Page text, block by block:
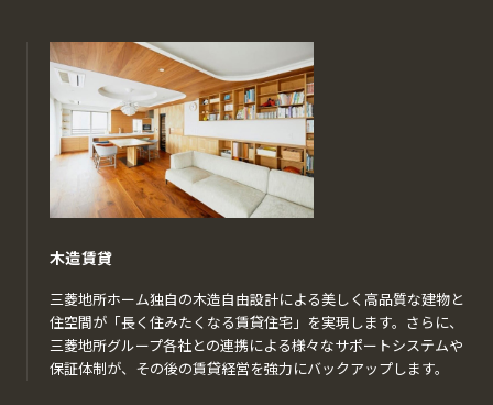
木造賃貸
三菱地所ホーム独自の木造自由設計による美しく高品質な建物と
住空間が「長く住みたくなる賃貸住宅」を実現します。さらに、
三菱地所グループ各社との連携による様々なサポートシステムや
保証体制が、その後の賃貸経営を強力にバックアップします。